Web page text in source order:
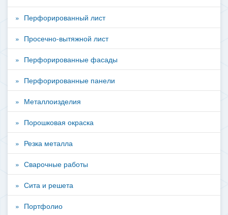
Перфорированный лист
Просечно-вытяжной лист
Перфорированные фасады
Перфорированные панели
Металлоизделия
Порошковая окраска
Резка металла
Сварочные работы
Сита и решета
Портфолио